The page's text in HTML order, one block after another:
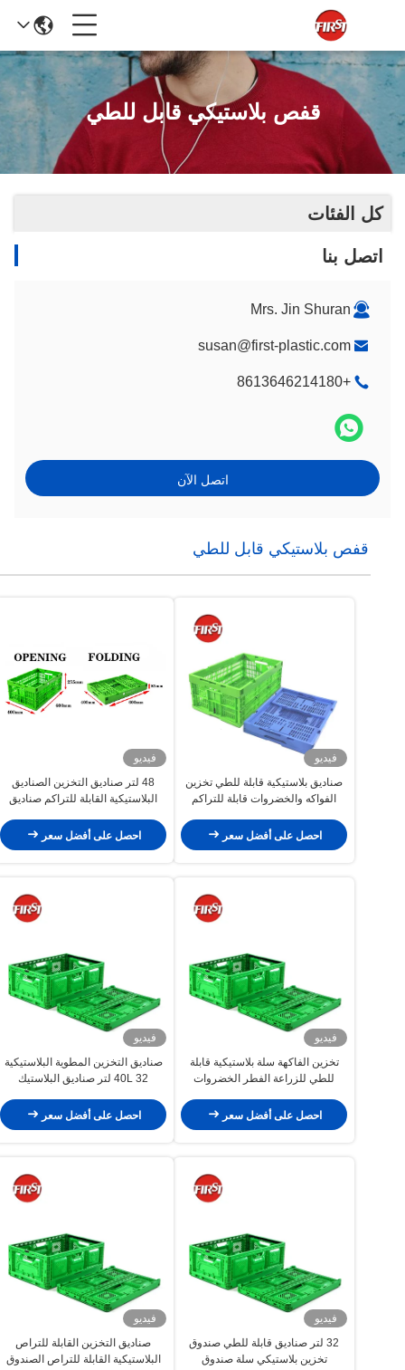
قفص بلاستيكي قابل للطي
كل الفئات
اتصل بنا
Mrs. Jin Shuran
susan@first-plastic.com
+8613646214180
اتصل الآن
قفص بلاستيكي قابل للطي
فيديو
صناديق بلاستيكية قابلة للطي تخزين
الفواكه والخضروات قابلة للتراكم
احصل على أفضل سعر
فيديو
48 لتر صناديق التخزين الصناديق
البلاستيكية القابلة للتراكم صناديق
للطي
احصل على أفضل سعر
فيديو
تخزين الفاكهة سلة بلاستيكية قابلة
للطي للزراعة الفطر الخضروات
احصل على أفضل سعر
فيديو
صناديق التخزين المطوية البلاستيكية
40L 32 لتر صناديق البلاستيك
احصل على أفضل سعر
فيديو
32 لتر صناديق قابلة للطي صندوق
تخزين بلاستيكي سلة صندوق
فيديو
صناديق التخزين القابلة للتراص
البلاستيكية القابلة للتراص الصندوق